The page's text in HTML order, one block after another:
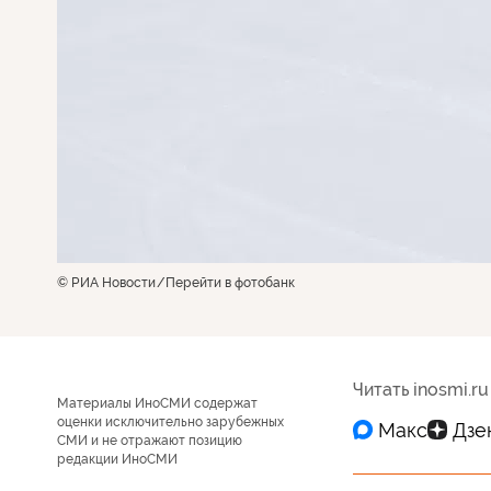
© РИА Новости Перейти в фотобанк
Материалы ИноСМИ содержат
оценки исключительно зарубежных
СМИ и не отражают позицию
редакции ИноСМИ
Читать inosmi.ru